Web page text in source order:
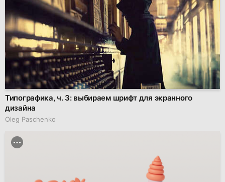
Типографика, ч. 3: выбираем шрифт для экранного
дизайна
Oleg Paschenko